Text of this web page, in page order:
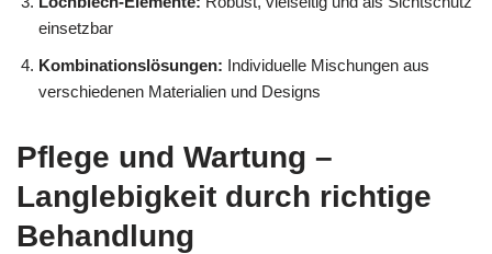
einsetzbar
Kombinationslösungen: Individuelle Mischungen aus
verschiedenen Materialien und Designs
Pflege und Wartung –
Langlebigkeit durch richtige
Behandlung